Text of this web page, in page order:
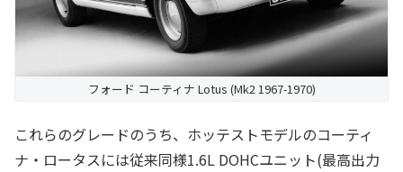
フォード コーティナ Lotus (Mk2 1967-1970)
これらのグレードのうち、ホッテストモデルのコーティ
ナ・ロータスには従来同様1.6L DOHCユニット(最高出力